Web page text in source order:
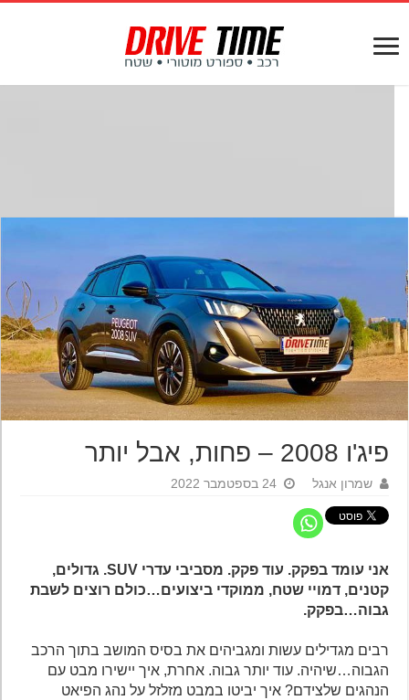
פיג'ו 2008 – פחות, אבל יותר
שמרון אנגל 24 בספטמבר 2022
אני עומד בפקק. עוד פקק. מסביבי עדרי SUV. גדולים,
קטנים, דמויי שטח, ממוקדי ביצועים…כולם רוצים לשבת
גבוה…בפקק.
רבים מגדילים עשות ומגביהים את בסיס המושב בתוך הרכב
הגבוה…שיהיה. עוד יותר גבוה. אחרת, איך יישירו מבט עם
הנהגים שלצידם? איך יביטו במבט מזלזל על נהג הפיאט